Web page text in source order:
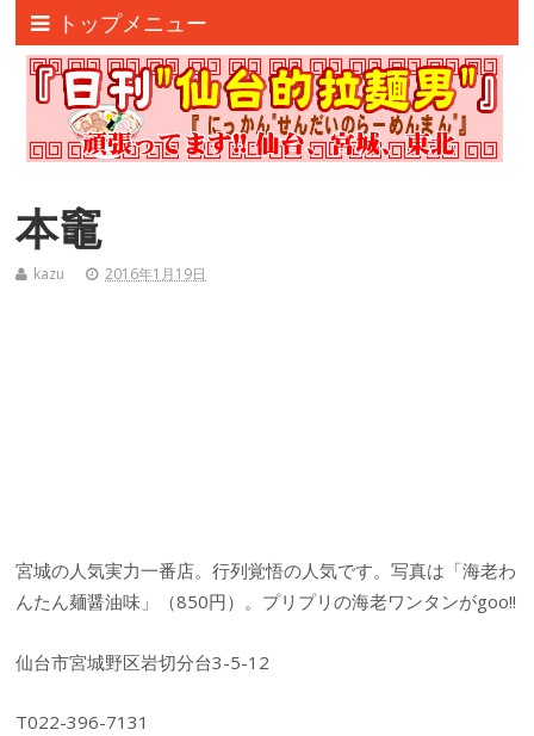
トップメニュー
本竈
kazu 2016年1月19日
宮城の人気実力一番店。行列覚悟の人気です。写真は「海老わ
んたん麺醤油味」（850円）。プリプリの海老ワンタンがgoo!!
仙台市宮城野区岩切分台3-5-12
T022-396-7131